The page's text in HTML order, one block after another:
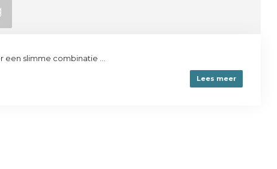
slimme combinatie ...
Lees meer